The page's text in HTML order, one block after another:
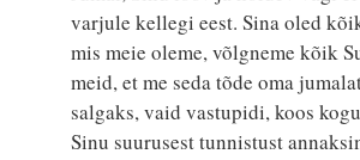
varjule kellegi eest. Sina oled
mis meie oleme, võlgneme kõik
meid, et me seda tõde oma
salgaks, vaid vastupidi, koos
Sinu suurusest tunnistust